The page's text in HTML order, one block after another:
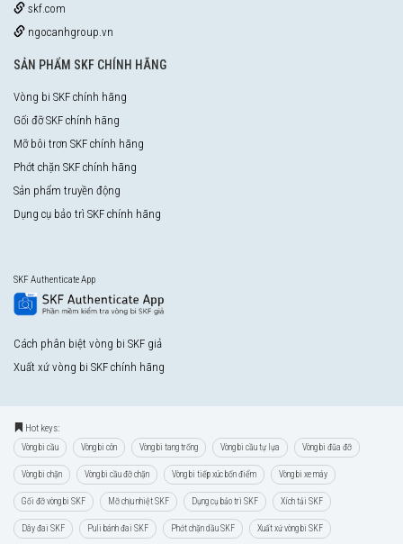
skf.com
ngocanhgroup.vn
SẢN PHẨM SKF CHÍNH HÃNG
Vòng bi SKF chính hãng
Gối đỡ SKF chính hãng
Mỡ bôi trơn SKF chính hãng
Phớt chặn SKF chính hãng
Sản phẩm truyền động
Dụng cụ bảo trì SKF chính hãng
SKF Authenticate App
Cách phân biệt vòng bi SKF giả
Xuất xứ vòng bi SKF chính hãng
Hot keys:
Vòng bi cầu Vòng bi côn Vòng bi tang trống Vòng bi cầu tự lựa Vòng bi đũa đỡ
Vòng bi chặn Vòng bi cầu đỡ chặn Vòng bi tiếp xúc bốn điểm Vòng bi xe máy
Gối đỡ vòng bi SKF Mỡ chịu nhiệt SKF Dụng cụ bảo trì SKF Xích tải SKF
Dây đai SKF Puli bánh đai SKF Phớt chặn dầu SKF Xuất xứ vòng bi SKF